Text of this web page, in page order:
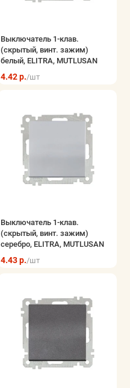
Выключатель 1-клав.
(скрытый, винт. зажим)
белый, ELITRA, MUTLUSAN
4.42 р./шт
Выключатель 1-клав.
(скрытый, винт. зажим)
серебро, ELITRA, MUTLUSAN
4.43 р./шт